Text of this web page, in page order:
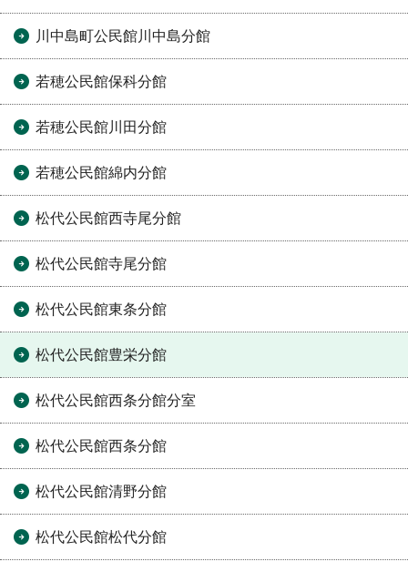
川中島町公民館川中島分館
若穂公民館保科分館
若穂公民館川田分館
若穂公民館綿内分館
松代公民館西寺尾分館
松代公民館寺尾分館
松代公民館東条分館
松代公民館豊栄分館
松代公民館西条分館分室
松代公民館西条分館
松代公民館清野分館
松代公民館松代分館